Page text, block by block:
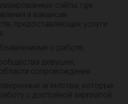
сайты, где
и вакансии:
предоставляющих услуги
о работе;
девушек,
сопровождения.
агентства, которые
с достойной зарплатой.